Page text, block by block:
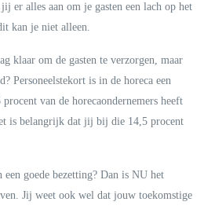
er alles aan om je gasten een lach op het
kan je niet alleen.
klaar om de gasten te verzorgen, maar
Personeelstekort is in de horeca een
van de horecaondernemers heeft
is belangrijk dat jij bij die 14,5 procent
een goede bezetting? Dan is NU het
Jij weet ook wel dat jouw toekomstige